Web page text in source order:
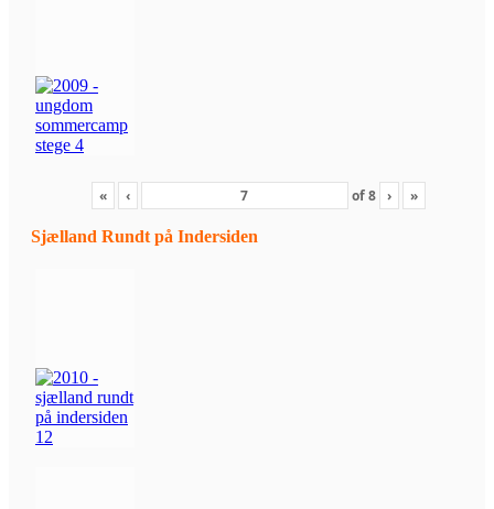
« ‹ of8 › »
Sjælland Rundt på Indersiden